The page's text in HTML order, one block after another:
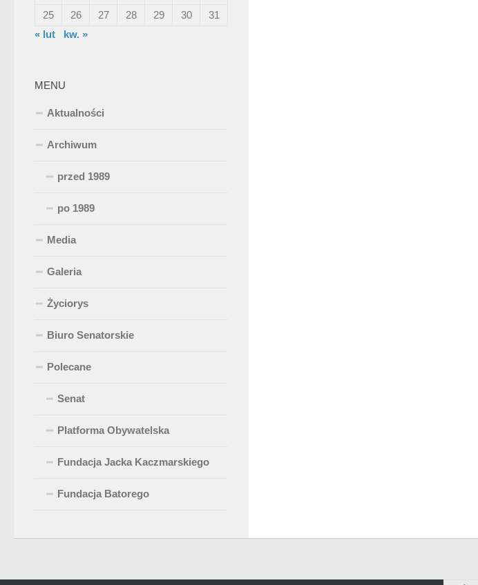
25
26 27 28 29 30
31
« lut
kw. »
MENU
Aktualności
Archiwum
przed 1989
po 1989
Media
Galeria
Życiorys
Biuro Senatorskie
Polecane
Senat
Platforma Obywatelska
Fundacja Jacka Kaczmarskiego
Fundacja Batorego